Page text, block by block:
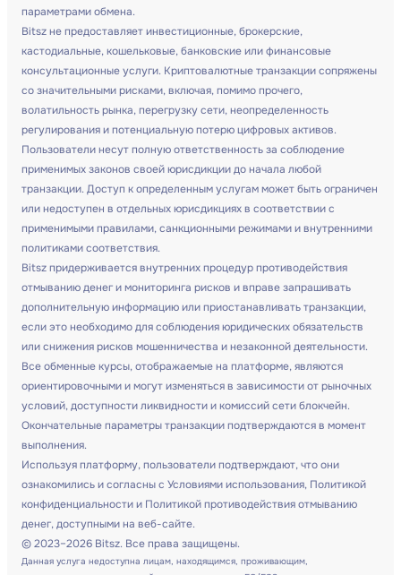
параметрами обмена.
Bitsz не предоставляет инвестиционные, брокерские,
кастодиальные, кошельковые, банковские или финансовые
консультационные услуги. Криптовалютные транзакции сопряжены
со значительными рисками, включая, помимо прочего,
волатильность рынка, перегрузку сети, неопределенность
регулирования и потенциальную потерю цифровых активов.
Пользователи несут полную ответственность за соблюдение
применимых законов своей юрисдикции до начала любой
транзакции. Доступ к определенным услугам может быть ограничен
или недоступен в отдельных юрисдикциях в соответствии с
применимыми правилами, санкционными режимами и внутренними
политиками соответствия.
Bitsz придерживается внутренних процедур противодействия
отмыванию денег и мониторинга рисков и вправе запрашивать
дополнительную информацию или приостанавливать транзакции,
если это необходимо для соблюдения юридических обязательств
или снижения рисков мошенничества и незаконной деятельности.
Все обменные курсы, отображаемые на платформе, являются
ориентировочными и могут изменяться в зависимости от рыночных
условий, доступности ликвидности и комиссий сети блокчейн.
Окончательные параметры транзакции подтверждаются в момент
выполнения.
Используя платформу, пользователи подтверждают, что они
ознакомились и согласны с Условиями использования, Политикой
конфиденциальности и Политикой противодействия отмыванию
денег, доступными на веб-сайте.
© 2023–2026 Bitsz. Все права защищены.
Данная услуга недоступна лицам, находящимся, проживающим,